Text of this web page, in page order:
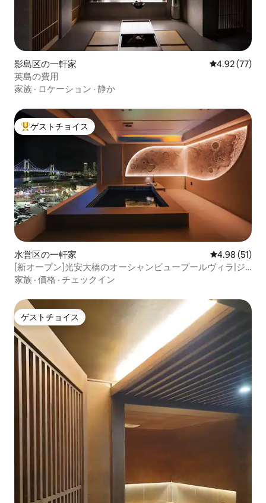
影島区の一軒家 レビュー77
4.92 (77)
英島の費用
家族 · ロケーション · 静か
大好評のゲストチョイスです。
ゲストチョイス
水営区の一軒家 レビュー51
4.98 (51)
[新オープン]光安大橋のオーシャンビュープールヴィラ|ジ
ャグジー、サウナ無料|2室|最大6名|Dia(501)
家族 · 価格 · チェックイン
ゲストチョイス
ゲストチョイス